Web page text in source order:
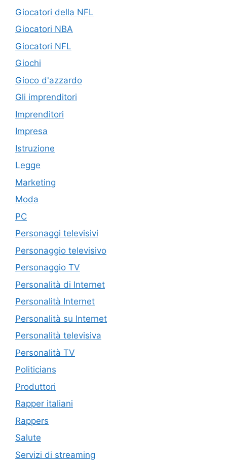
Giocatori della NFL
Giocatori NBA
Giocatori NFL
Giochi
Gioco d'azzardo
Gli imprenditori
Imprenditori
Impresa
Istruzione
Legge
Marketing
Moda
PC
Personaggi televisivi
Personaggio televisivo
Personaggio TV
Personalità di Internet
Personalità Internet
Personalità su Internet
Personalità televisiva
Personalità TV
Politicians
Produttori
Rapper italiani
Rappers
Salute
Servizi di streaming